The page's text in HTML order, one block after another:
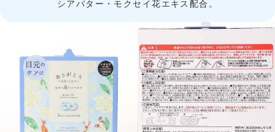
シアバター・モクセイ花エキス配合。